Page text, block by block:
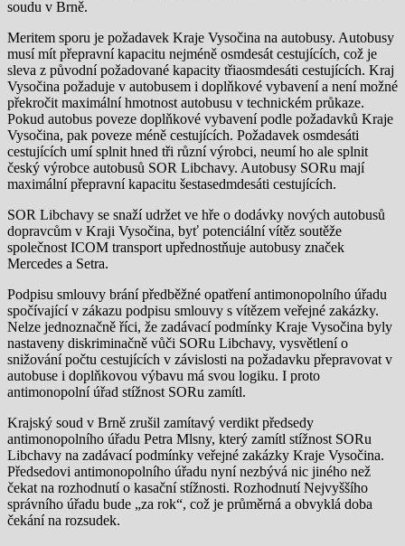
soudu v Brně.
Meritem sporu je požadavek Kraje Vysočina na autobusy. Autobusy
musí mít přepravní kapacitu nejméně osmdesát cestujících, což je
sleva z původní požadované kapacity třiaosmdesáti cestujících. Kraj
Vysočina požaduje v autobusem i doplňkové vybavení a není možné
překročit maximální hmotnost autobusu v technickém průkaze.
Pokud autobus poveze doplňkové vybavení podle požadavků Kraje
Vysočina, pak poveze méně cestujících. Požadavek osmdesáti
cestujících umí splnit hned tři různí výrobci, neumí ho ale splnit
český výrobce autobusů SOR Libchavy. Autobusy SORu mají
maximální přepravní kapacitu šestasedmdesáti cestujících.
SOR Libchavy se snaží udržet ve hře o dodávky nových autobusů
dopravcům v Kraji Vysočina, byť potenciální vítěz soutěže
společnost ICOM transport upřednostňuje autobusy značek
Mercedes a Setra.
Podpisu smlouvy brání předběžné opatření antimonopolního úřadu
spočívající v zákazu podpisu smlouvy s vítězem veřejné zakázky.
Nelze jednoznačně říci, že zadávací podmínky Kraje Vysočina byly
nastaveny diskriminačně vůči SORu Libchavy, vysvětlení o
snižování počtu cestujících v závislosti na požadavku přepravovat v
autobuse i doplňkovou výbavu má svou logiku. I proto
antimonopolní úřad stížnost SORu zamítl.
Krajský soud v Brně zrušil zamítavý verdikt předsedy
antimonopolního úřadu Petra Mlsny, který zamítl stížnost SORu
Libchavy na zadávací podmínky veřejné zakázky Kraje Vysočina.
Předsedovi antimonopolního úřadu nyní nezbývá nic jiného než
čekat na rozhodnutí o kasační stížnosti. Rozhodnutí Nejvyššího
správního úřadu bude „za rok“, což je průměrná a obvyklá doba
čekání na rozsudek.